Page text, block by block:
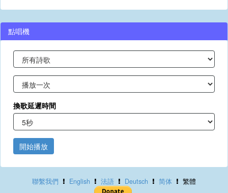
點唱機
換歌延遲時間
開始播放
聯繫我們 English 法語 Deutsch 简体 繁體